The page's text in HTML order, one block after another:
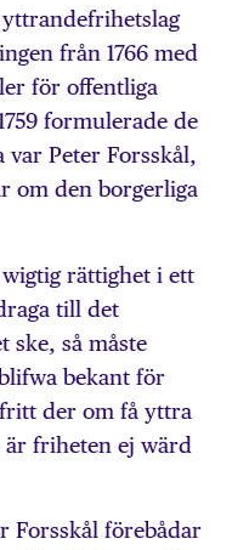
från 1766 med
för offentliga
formulerade de
Peter Forsskål,
om den borgerliga
rättighet i ett
till det
ske, så måste
bekant för
der om få yttra
är friheten ej wärd
Forsskål förebådar